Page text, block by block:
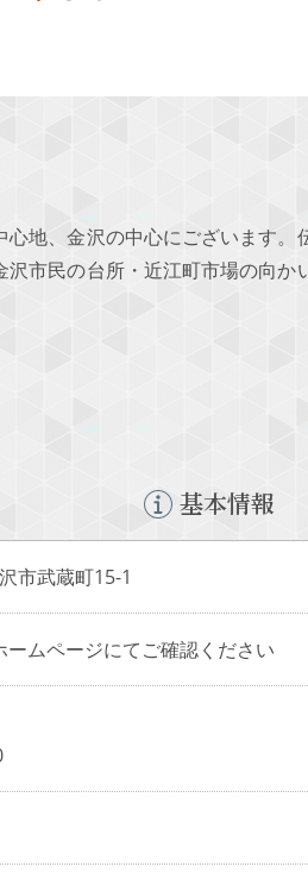
地、金沢の中心にございます。
市民の台所・近江町市場の向か
基本情報
市武蔵町15-1
ムページにてご確認ください